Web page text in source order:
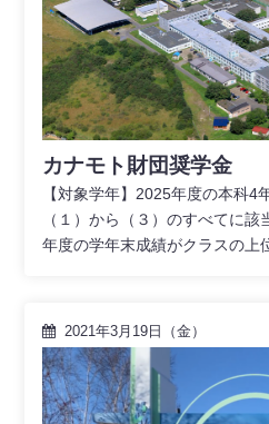
カナモト財団奨学金
【対象学年】2025年度の本科4
（１）から（３）のすべてに
年度の学年末成績がクラスの上
2021年3月19日（金）